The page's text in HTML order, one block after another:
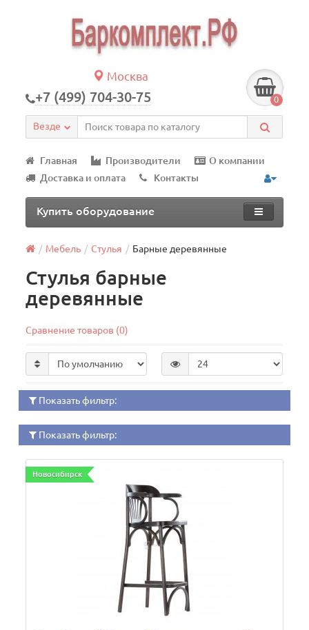
Москва
+7 (499) 704-30-75 0
Везде
Главная Производители
О компании
Доставка и оплата
Контакты
Купить оборудование
Мебель Стулья Барные деревянные
Стулья барные
деревянные
Сравнение товаров (0)
Показать фильтр:
Показать фильтр:
Новосибирск